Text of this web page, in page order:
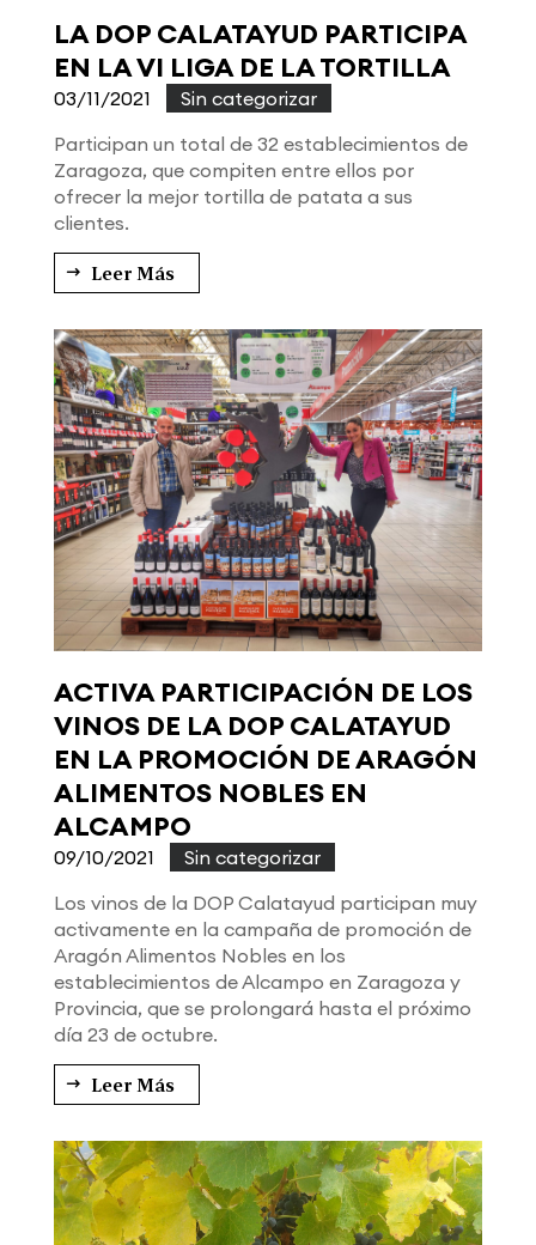
LA DOP CALATAYUD PARTICIPA
EN LA VI LIGA DE LA TORTILLA
03/11/2021
Sin categorizar
Participan un total de 32 establecimientos de
Zaragoza, que compiten entre ellos por
ofrecer la mejor tortilla de patata a sus
clientes.
Leer Más
ACTIVA PARTICIPACIÓN DE LOS
VINOS DE LA DOP CALATAYUD
EN LA PROMOCIÓN DE ARAGÓN
ALIMENTOS NOBLES EN
ALCAMPO
09/10/2021
Sin categorizar
Los vinos de la DOP Calatayud participan muy
activamente en la campaña de promoción de
Aragón Alimentos Nobles en los
establecimientos de Alcampo en Zaragoza y
Provincia, que se prolongará hasta el próximo
día 23 de octubre.
Leer Más